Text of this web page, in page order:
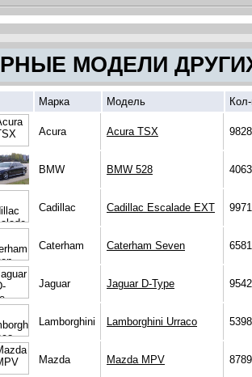
МОДЕЛИ
Марка Модель
Acura Acura TSX
BMW BMW 528
Cadillac Cadillac Escalade EXT
Caterham Caterham Seven
Jaguar Jaguar D-Type
Lamborghini Lamborghini Urraco
Mazda Mazda MPV